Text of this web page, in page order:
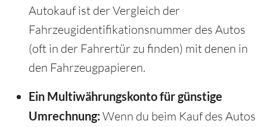
Autokauf ist der Vergleich der
Fahrzeugidentifikationsnummer des Autos
(oft in der Fahrertür zu finden) mit denen in
den Fahrzeugpapieren.
Ein Multiwährungskonto für günstige
Umrechnung: Wenn du beim Kauf des Autos